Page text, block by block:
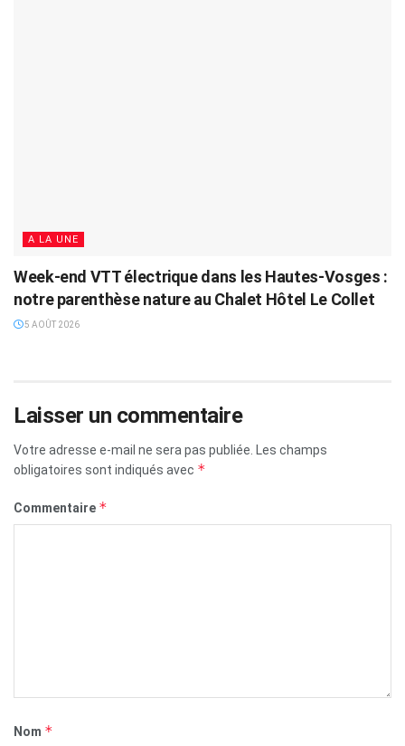
A LA UNE
Week-end VTT électrique dans les Hautes-Vosges :
notre parenthèse nature au Chalet Hôtel Le Collet
5 AOÛT 2026
Laisser un commentaire
Votre adresse e-mail ne sera pas publiée. Les champs
obligatoires sont indiqués avec *
Commentaire *
Nom *